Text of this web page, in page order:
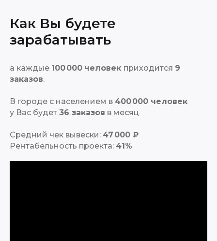
Как Вы будете
зарабатывать
а каждые 100 000 человек приходится 9
заказов.
В городе с населением в 400 000 человек
у Вас будет 36 заказов в месяц
Средний чек вывески: 47 000 ₽
Рентабельность проекта: 41%